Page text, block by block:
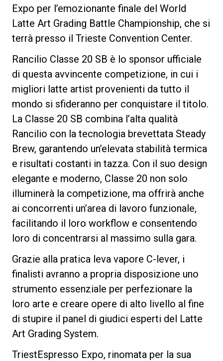
Expo per l’emozionante finale del World
Latte Art Grading Battle Championship, che si
terrà presso il Trieste Convention Center.
Rancilio Classe 20 SB è lo sponsor ufficiale
di questa avvincente competizione, in cui i
migliori latte artist provenienti da tutto il
mondo si sfideranno per conquistare il titolo.
La Classe 20 SB combina l’alta qualità
Rancilio con la tecnologia brevettata Steady
Brew, garantendo un’elevata stabilità termica
e risultati costanti in tazza. Con il suo design
elegante e moderno, Classe 20 non solo
illuminerà la competizione, ma offrirà anche
ai concorrenti un’area di lavoro funzionale,
facilitando il loro workflow e consentendo
loro di concentrarsi al massimo sulla gara.
Grazie alla pratica leva vapore C-lever, i
finalisti avranno a propria disposizione uno
strumento essenziale per perfezionare la
loro arte e creare opere di alto livello al fine
di stupire il panel di giudici esperti del Latte
Art Grading System.
TriestEspresso Expo, rinomata per la sua
Sostenibilità
Connect
Contattaci
Privacy Policy